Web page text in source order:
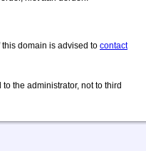
domain is advised to contact
the administrator, not to third